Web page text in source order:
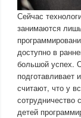
Сейчас
занимаются
доступно в
большой успех.
подготавливает
считают, что у
сотрудничество
детей